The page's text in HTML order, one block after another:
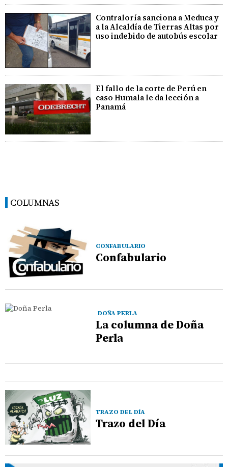
Contraloría sanciona a Meduca y
a la Alcaldía de Tierras Altas por
uso indebido de autobús escolar
El fallo de la corte de Perú en
caso Humala le da lección a
Panamá
COLUMNAS
CONFABULARIO
Confabulario
DOÑA PERLA
La columna de Doña
Perla
TRAZO DEL DÍA
Trazo del Día